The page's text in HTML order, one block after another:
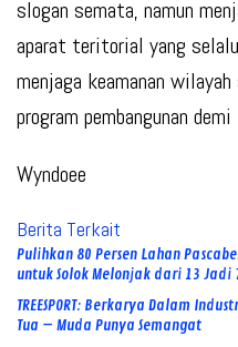
slogan semata, namun
aparat teritorial yang
menjaga keamanan
program pembangunan
Wyndoee
Berita Terkait
Pulihkan 80 Persen Lahan
untuk Solok Melonjak dari 13 Jadi
TREESPORT: Berkarya Dalam
Tua – Muda Punya Semangat